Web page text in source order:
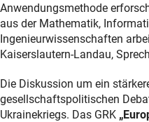
Anwendungsmethode
aus der Mathematik,
Ingenieurwissenschaften
Kaiserslautern-Landau,
Die Diskussion um ein
gesellschaftspolitischen
Ukrainekriegs. Das GRK